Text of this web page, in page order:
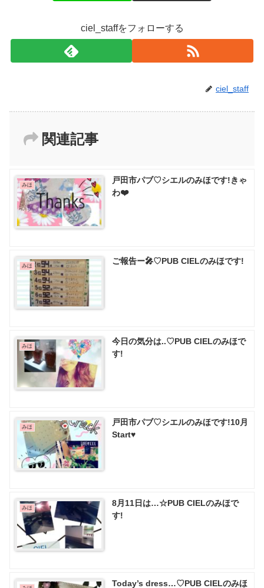
ciel_staffをフォローする
ciel_staff
関連記事
みほ
戸田市パブ♡ シエルのみほです!きゃ
わ❤️
みほ ご報告ー🎤♡ PUB CIELのみほです!
みほ
今日の気分は..♡ PUB CIELのみほで
す!
みほ
戸田市パブ♡ シエルのみほです!10月
Start♥️
みほ
8月11日は…☆PUB CIELのみほで
す!
Today’s dress…♡PUB CIELのみほ